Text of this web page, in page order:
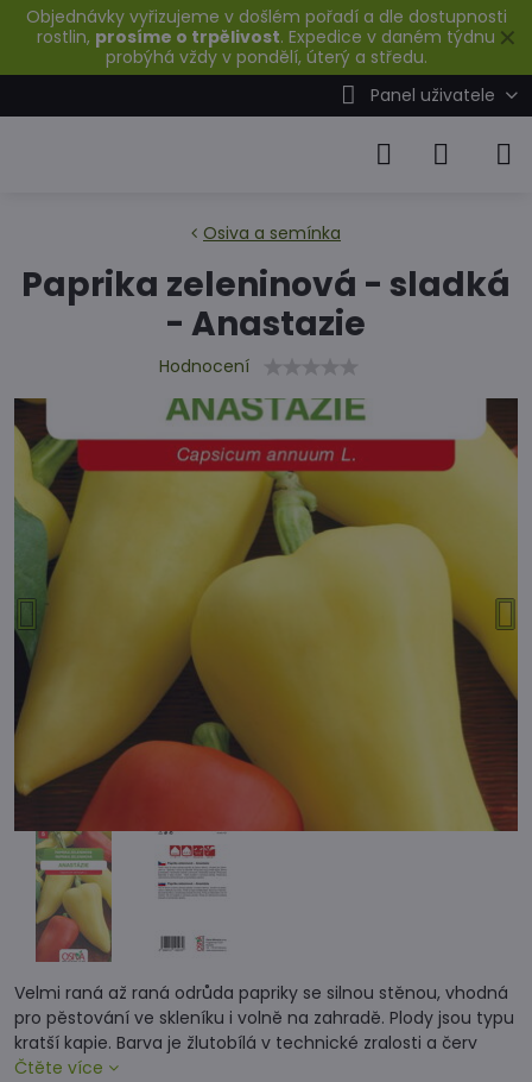
✕
Objednávky vyřizujeme v došlém pořadí a dle dostupnosti
rostlin, prosíme o trpělivost. Expedice v daném týdnu
probýhá vždy v pondělí, úterý a středu.
Panel uživatele
Osiva a semínka
Paprika zeleninová - sladká
- Anastazie
Hodnocení
Velmi raná až raná odrůda papriky se silnou stěnou, vhodná
pro pěstování ve skleníku i volně na zahradě. Plody jsou typu
kratší kapie. Barva je žlutobílá v technické zralosti a červ
Čtěte více